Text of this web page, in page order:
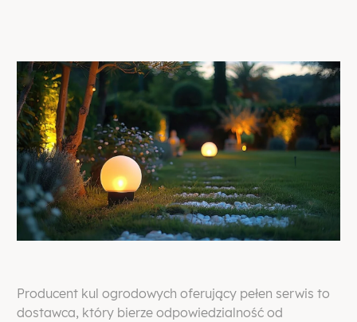
Producent kul ogrodowych oferujący pełen serwis to
dostawca, który bierze odpowiedzialność od